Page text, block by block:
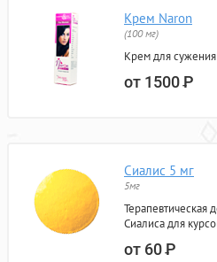
Крем Naron
(100 мг)
Крем для
от 1500Р
Сиалис 5 мг
5мг
Терапевтическая
Сиалиса для
от 60Р